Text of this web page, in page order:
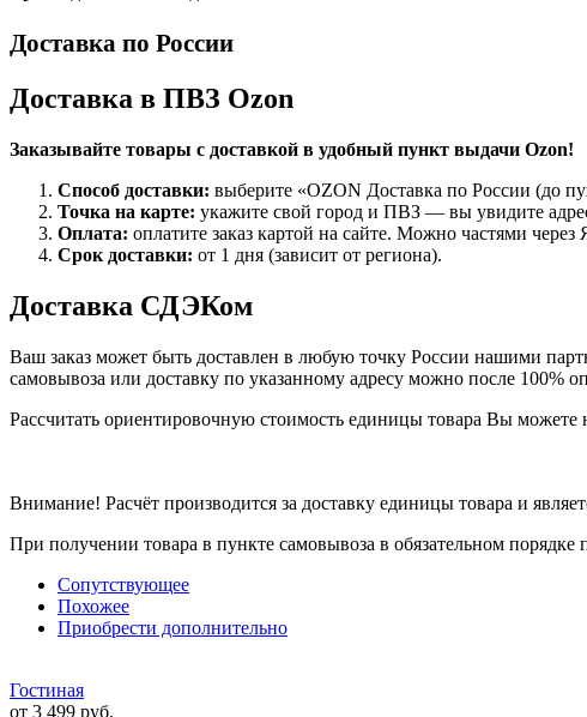
Доставка по России
Доставка в ПВЗ Ozon
Заказывайте товары с доставкой в удобный пункт выдачи Ozon!
Способ доставки: выберите «OZON Доставка по России (до
Точка на карте: укажите свой город и ПВЗ — вы увидите
Оплата: оплатите заказ картой на сайте. Можно частями
Срок доставки: от 1 дня (зависит от региона).
Доставка СДЭКом
Ваш заказ может быть доставлен в любую точку России нашими
самовывоза или доставку по указанному адресу можно после 100%
Рассчитать ориентировочную стоимость единицы товара Вы
Внимание! Расчёт производится за доставку единицы товара и
При получении товара в пункте самовывоза в обязательном
Сопутствующее
Похожее
Приобрести дополнительно
Гостиная
от 3 499 руб.